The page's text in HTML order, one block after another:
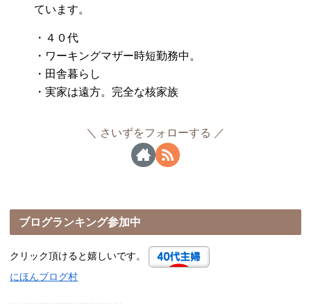
ています。
・４０代
・ワーキングマザー時短勤務中。
・田舎暮らし
・実家は遠方。完全な核家族
さいずをフォローする
ブログランキング参加中
クリック頂けると嬉しいです。
にほんブログ村